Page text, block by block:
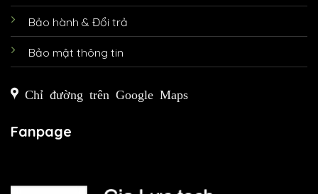
Bảo hành & Đổi trả
Bảo mật thông tin
Chỉ đường trên Google Maps
Fanpage